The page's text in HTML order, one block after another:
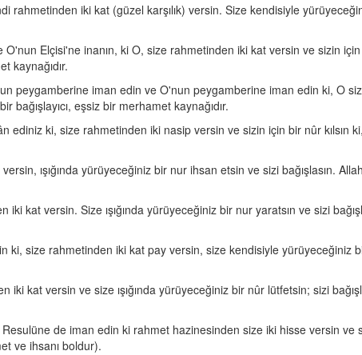
iki kat (güzel karşılık) versin. Size kendisiyle
Elçisi'ne inanın, ki O, size rahmetinden iki kat versin ve sizin için
kaynağıdır.
peygamberine iman edin ve O'nun peygamberine iman edin ki, O
eşsiz bir merhamet kaynağıdır.
ki, size rahmetinden iki nasip versin ve sizin için bir nûr kılsın
ışığında yürüyeceğiniz bir nur ihsan etsin ve sizi bağışlasın. Allah
kat versin. Size ışığında yürüyeceğiniz bir nur yaratsın ve sizi
ki, size rahmetinden iki kat pay versin, size kendisiyle yürüyeceğiniz
kat versin ve size ışığında yürüyeceğiniz bir nûr lütfetsin; sizi
de iman edin ki rahmet hazinesinden size iki hisse versin ve
ve ihsanı boldur).